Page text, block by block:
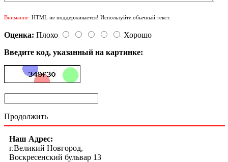
Внимание: HTML не поддерживается! Используйте обычный текст.
Оценка: Плохо
Хорошо
Введите код, указанный на картинке:
Продолжить
Наш Адрес:
г.Великий Новгород,
Воскресенский бульвар 13